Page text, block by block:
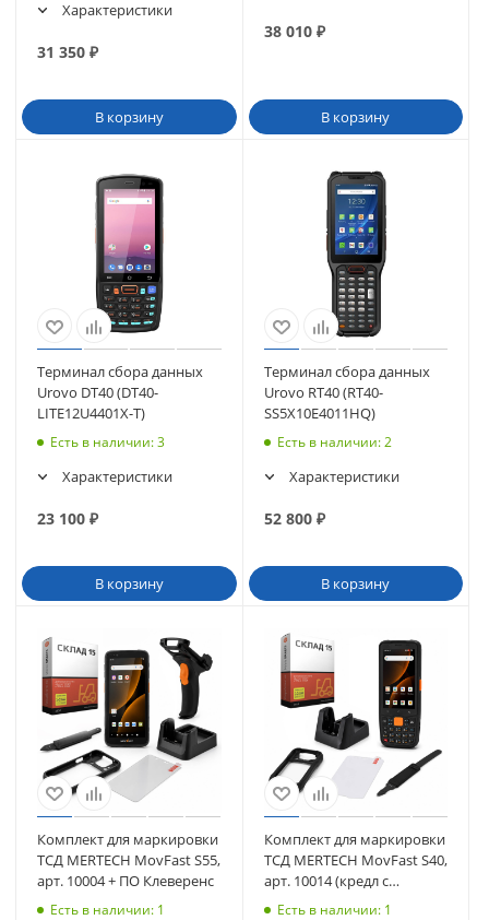
Характеристики
31 350 ₽
В корзину
38 010₽
В корзину
Терминал сбора данных
Urovo DT40 (DT40-
LITE12U4401X-T)
Есть в наличии: 3
Характеристики
23 100 ₽
В корзину
Терминал сбора данных
Urovo RT40 (RT40-
SS5X10E4011HQ)
Есть в наличии: 2
Характеристики
52 800₽
В корзину
Комплект для маркировки
ТСД MERTECH MovFast S55,
арт. 10004 + ПО Клеверенс
Есть в наличии: 1
Комплект для маркировки
ТСД MERTECH MovFast S40,
арт. 10014 (кредл с
передачей, чехол, стекло,
Есть в наличии: 1